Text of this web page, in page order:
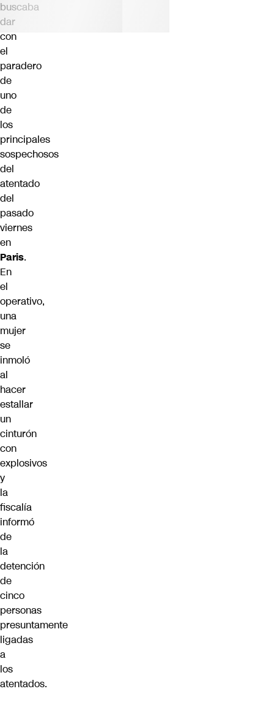
buscaba
dar
con
el
paradero
de
uno
de
los
principales
sospechosos
del
atentado
del
pasado
viernes
en
Paris.
En
el
operativo,
una
mujer
se
inmoló
al
hacer
estallar
un
cinturón
con
explosivos
y
la
fiscalía
informó
de
la
detención
de
cinco
personas
presuntamente
ligadas
a
los
atentados.